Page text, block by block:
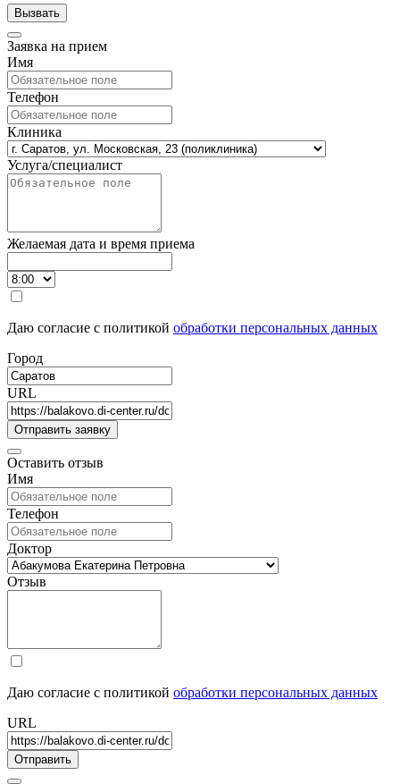
Заявка на прием
Имя
Телефон
Клиника
Услуга/специалист
Желаемая дата и время приема
Даю согласие с политикой обработки персональных данных
Город
URL
Оставить отзыв
Имя
Телефон
Доктор
Отзыв
Даю согласие с политикой обработки персональных данных
URL